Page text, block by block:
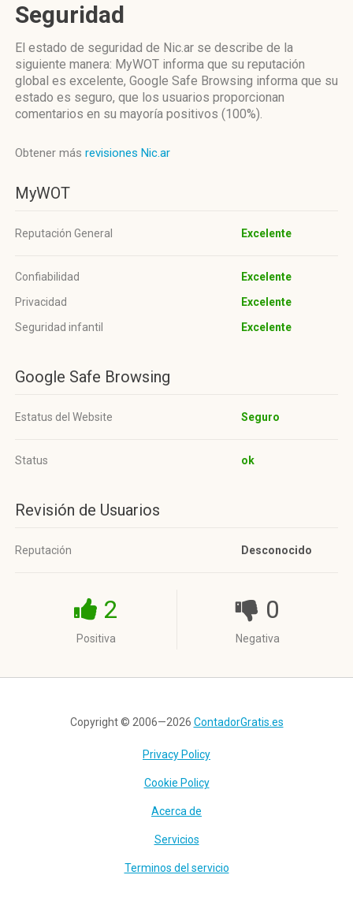
Seguridad
El estado de seguridad de Nic.ar se describe de la
siguiente manera: MyWOT informa que su reputación
global es excelente, Google Safe Browsing informa que su
estado es seguro, que los usuarios proporcionan
comentarios en su mayoría positivos (100%).
Obtener más revisiones Nic.ar
MyWOT
Reputación General Excelente
Confiabilidad
Excelente
Privacidad
Excelente
Seguridad infantil
Excelente
Google Safe Browsing
Estatus del Website Seguro
Status ok
Revisión de Usuarios
Reputación Desconocido
2
Positiva
0
Negativa
Copyright © 2006—2026 ContadorGratis.es
Privacy Policy
Cookie Policy
Acerca de
Servicios
Terminos del servicio